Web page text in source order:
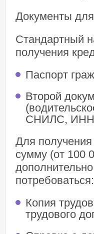
Документы
Стандартный
получения
Паспорт
Второй
СНИЛС, ИНН,
Для
сумму (от 100
потребоваться:
Копия
трудового